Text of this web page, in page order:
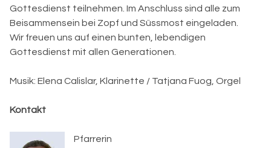
Gottesdienst teilnehmen. Im Anschluss sind alle zum
Beisammensein bei Zopf und Süssmost eingeladen.
Wir freuen uns auf einen bunten, lebendigen
Gottesdienst mit allen Generationen.
Musik: Elena Calislar, Klarinette / Tatjana Fuog, Orgel
Kontakt
Pfarrerin